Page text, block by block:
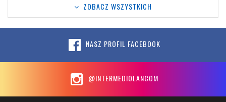
ZOBACZ WSZYSTKICH
NASZ PROFIL FACEBOOK
@INTERMEDIOLANCOM